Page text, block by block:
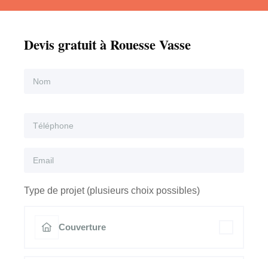
Devis gratuit à Rouesse Vasse
Type de projet (plusieurs choix possibles)
Couverture